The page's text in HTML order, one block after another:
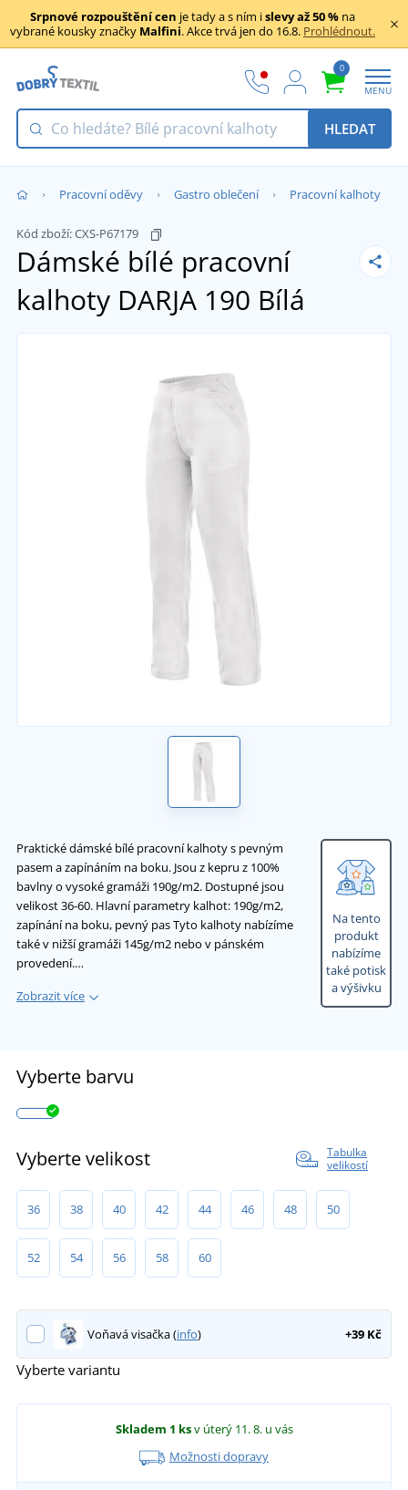
Srpnové rozpouštění cen je tady a s ním islevy až 50 % na
vybrané kousky značky Malfini. Akce trvá jen do 16.8. Prohlédnout.
0
MENU
HLEDAT
Pracovní oděvy Gastro oblečení Pracovní kalhoty
Kód zboží:CXS-P67179
Dámské bílé pracovní
kalhoty DARJA 190 Bílá
Praktické dámské bílé pracovní kalhoty s pevným
pasem a zapínáním na boku. Jsou z kepru z 100%
bavlny o vysoké gramáži 190g/m2. Dostupné jsou
velikost 36-60. Hlavní parametry kalhot: 190g/m2,
zapínání na boku, pevný pas Tyto kalhoty nabízíme
také v nižší gramáži 145g/m2 nebo v pánském
provedení.…
Zobrazit více
Na tento
produkt
nabízíme
také potisk
a výšivku
Vyberte barvu
Vyberte velikost
Tabulka
velikostí
36 38 40 42 44 46 48 50
52 54 56 58 60
Voňavá visačka (info) +39 Kč
Vyberte variantu
Skladem 1 ksv úterý 11. 8. u vás
Možnosti dopravy